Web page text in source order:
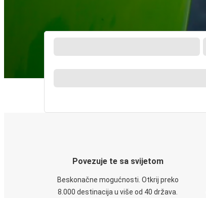
Povezuje te sa svijetom
Beskonačne mogućnosti. Otkrij preko
8.000 destinacija u više od 40 država.